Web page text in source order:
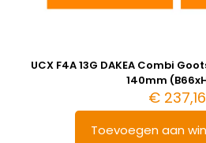
UCX F4A 13G DAKEA Combi
140mm
€237,16
Toevoegen aan